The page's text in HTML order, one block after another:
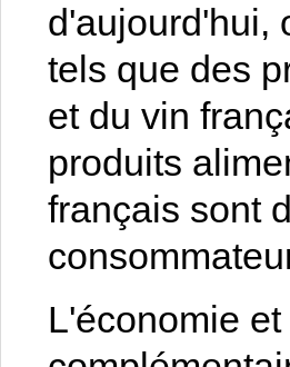
d'aujourd'hui,
tels que des
et du vin
produits
français sont
L'économie